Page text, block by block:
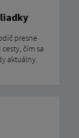
presne
čím sa
aktuálny.